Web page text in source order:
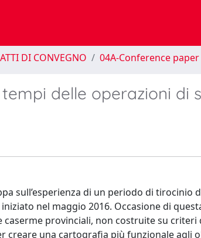
DI CONVEGNO 04A-Conference
delle operazioni di
sull’esperienza di un periodo di tirocinio
nel maggio 2016. Occasione di
provinciali, non costruite su
creare una cartografia più funzionale agli